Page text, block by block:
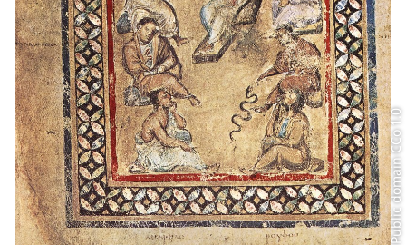
Public domain CCo 1.0